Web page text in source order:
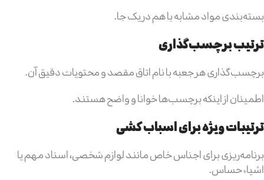
بسته‌بندی مواد مشابه با هم در یک جا.
ترتیب برچسب‌گذاری
برچسب‌گذاری هر جعبه با نام اتاق مقصد و محتویات دقیق آن.
اطمینان از اینکه برچسب‌ها خوانا و واضح هستند.
ترتیبات ویژه برای اسباب کشی
برنامه‌ریزی برای اجناس خاص مانند لوازم شخصی، اسناد مهم یا
اشیاء حساس.